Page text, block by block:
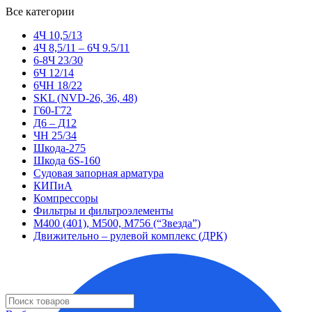
Все категории
4Ч 10,5/13
4Ч 8,5/11 – 6Ч 9.5/11
6-8Ч 23/30
6Ч 12/14
6ЧН 18/22
SKL (NVD-26, 36, 48)
Г60-Г72
Д6 – Д12
ЧН 25/34
Шкода-275
Шкода 6S-160
Судовая запорная арматура
КИПиА
Компрессоры
Фильтры и фильтроэлементы
М400 (401), М500, М756 (“Звезда”)
Движительно – рулевой комплекс (ДРК)